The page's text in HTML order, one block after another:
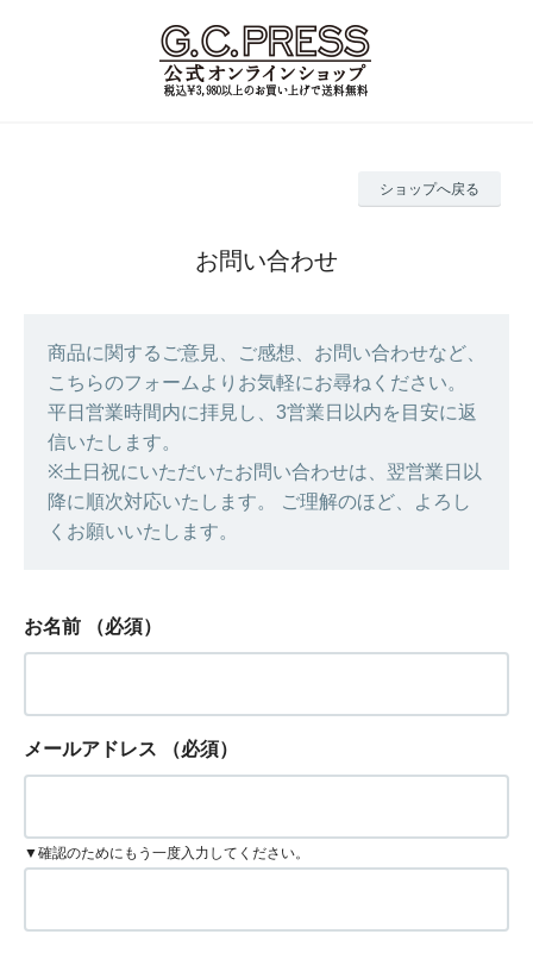
ショップへ戻る
お問い合わせ
商品に関するご意見、ご感想、お問い合わせなど、
こちらのフォームよりお気軽にお尋ねください。
平日営業時間内に拝見し、3営業日以内を目安に返
信いたします。
※土日祝にいただいたお問い合わせは、翌営業日以
降に順次対応いたします。 ご理解のほど、よろし
くお願いいたします。
お名前 （必須）
メールアドレス （必須）
▼確認のためにもう一度入力してください。